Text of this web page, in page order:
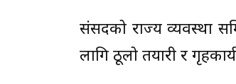
संसदको राज्य व्यवस्था
लागि ठूलो तयारी र